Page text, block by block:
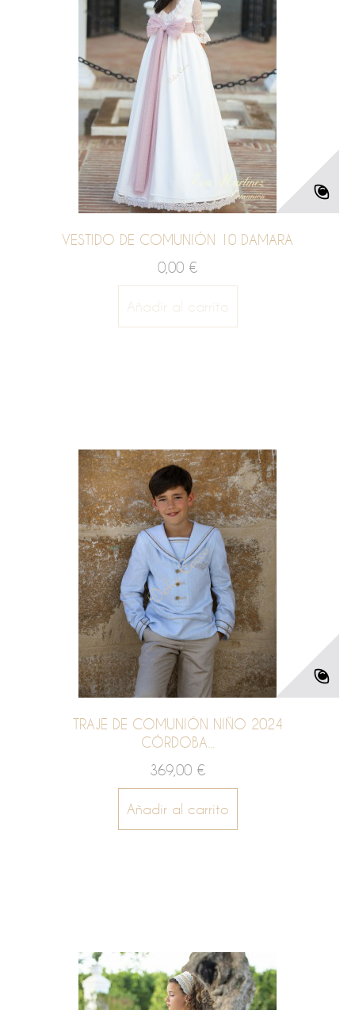
VESTIDO DE COMUNIÓN 10 DAMARA
0,00 €
Añadir al carrito
TRAJE DE COMUNIÓN NIÑO 2024
CÓRDOBA...
369,00 €
Añadir al carrito